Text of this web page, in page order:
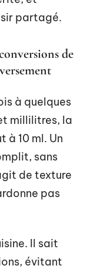
partagé.
de
à quelques
millilitres, la
à 10 ml. Un
sans
de texture
pas
Il sait
évitant